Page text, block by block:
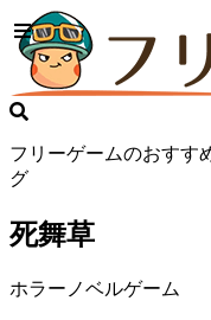
フリーゲームのおすす
グ
死舞草
ホラーノベルゲーム